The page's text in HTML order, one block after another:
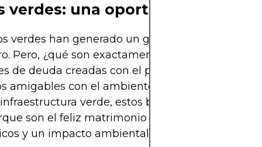
verdes: una oportunidad
verdes han generado un gran revuelo en el
Pero, ¿qué son exactamente? Estos
de deuda creadas con el propósito de financiar
amigables con el ambiente. Desde la energía
verde, estos bonos están en auge.
son el feliz matrimonio entre los beneficios
y un impacto ambiental positivo.